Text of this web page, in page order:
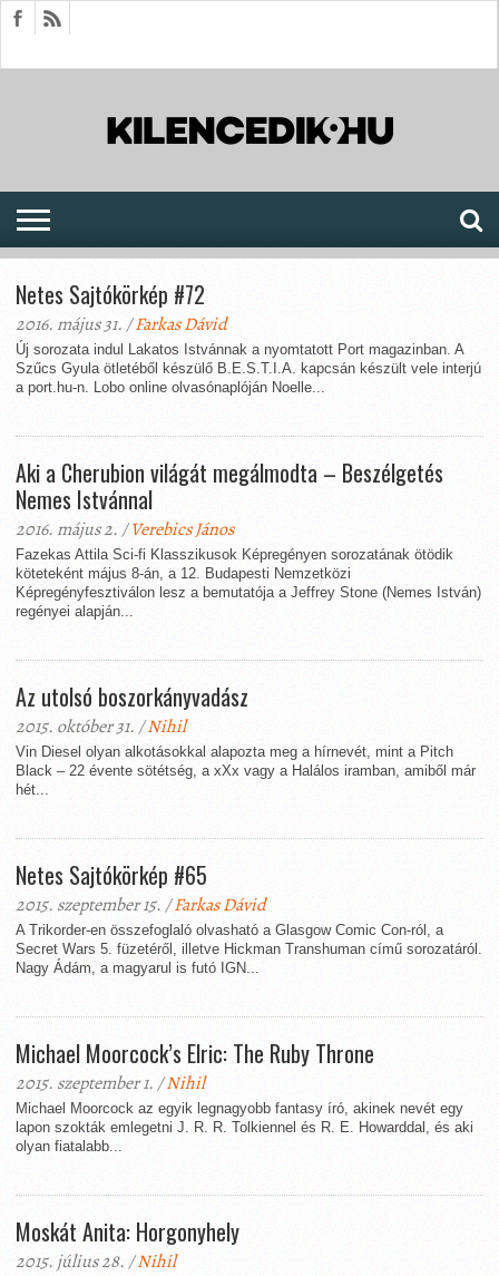
Netes Sajtókörkép #72
2016. május 31. /Farkas Dávid
Új sorozata indul Lakatos Istvánnak a nyomtatott Port magazinban. A
Szűcs Gyula ötletéből készülő B.E.S.T.I.A. kapcsán készült vele interjú
a port.hu-n. Lobo online olvasónaplóján Noelle...
Aki a Cherubion világát megálmodta – Beszélgetés
Nemes Istvánnal
2016. május 2. /Verebics János
Fazekas Attila Sci-fi Klasszikusok Képregényen sorozatának ötödik
köteteként május 8-án, a 12. Budapesti Nemzetközi
Képregényfesztiválon lesz a bemutatója a Jeffrey Stone (Nemes István)
regényei alapján...
Az utolsó boszorkányvadász
2015. október 31. /Nihil
Vin Diesel olyan alkotásokkal alapozta meg a hírnevét, mint a Pitch
Black – 22 évente sötétség, a xXx vagy a Halálos iramban, amiből már
hét...
Netes Sajtókörkép #65
2015. szeptember 15. /Farkas Dávid
A Trikorder-en összefoglaló olvasható a Glasgow Comic Con-ról, a
Secret Wars 5. füzetéről, illetve Hickman Transhuman című sorozatáról.
Nagy Ádám, a magyarul is futó IGN...
Michael Moorcock’s Elric: The Ruby Throne
2015. szeptember 1. /Nihil
Michael Moorcock az egyik legnagyobb fantasy író, akinek nevét egy
lapon szokták emlegetni J. R. R. Tolkiennel és R. E. Howarddal, és aki
olyan fiatalabb...
Moskát Anita: Horgonyhely
2015. július 28. /Nihil